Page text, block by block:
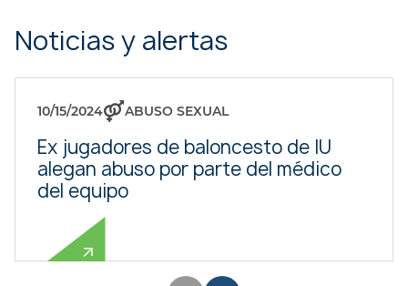
Noticias y alertas
10/15/2024 ABUSO SEXUAL
Ex jugadores de baloncesto de IU
alegan abuso por parte del médico
del equipo